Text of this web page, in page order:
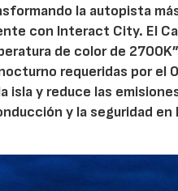
la autopista
con Interact City. El
de color de
requeridas por el
isla y reduce las
y la seguridad en